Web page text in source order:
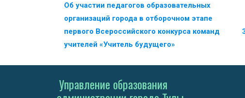
Об участии педагогов образовательных
организаций города в отборочном этапе
первого Всероссийского конкурса команд
учителей «Учитель будущего»
Управление образования